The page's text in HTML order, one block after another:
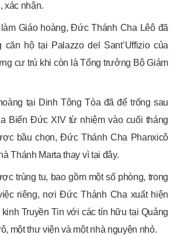
xác nhận.
Giáo hoàng, Đức Thánh Cha Lêô đã
căn hộ tại Palazzo del Sant’Uffizio của
cư trú khi còn là Tổng trưởng Bộ Giám
tại Dinh Tông Tòa đã để trống sau
Biển Đức XIV từ nhiệm vào cuối tháng
bầu chọn, Đức Thánh Cha Phanxicô
Thánh Marta thay vì tại đây.
trùng tu, bao gồm một số phòng, trong
riêng, nơi Đức Thánh Cha xuất hiện
Truyền Tin với các tín hữu tại Quảng
một thư viện và một nhà nguyện nhỏ.